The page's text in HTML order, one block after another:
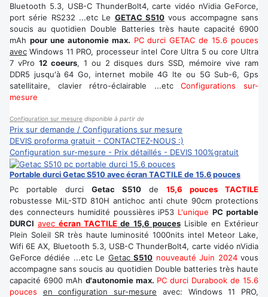
Bluetooth 5.3, USB-C ThunderBolt4, carte vidéo nVidia GeForce,
port série RS232 ...etc Le GETAC S510 vous accompagne sans
soucis au quotidien Double Batteries très haute capacité 6900
mAh pour une autonomie max. PC durci GETAC de 15.6 pouces
avec Windows 11 PRO, processeur intel Core Ultra 5 ou core Ultra
7 vPro 12 coeurs, 1 ou 2 disques durs SSD, mémoire vive ram
DDR5 jusqu'à 64 Go, internet mobile 4G lte ou 5G Sub-6, Gps
satellitaire, clavier rétro-éclairable ...etcConfigurations sur-
mesure
Configuration sur mesure disponible à partir de
Prix sur demande / Configurations sur mesure
DEVIS proforma gratuit - CONTACTEZ-NOUS :)
Configuration sur-mesure - Prix détaillés - DEVIS 100%gratuit
Portable durci Getac S510 avec écran TACTILE de 15.6 pouces
Pc portable durci Getac S510 de 15,6 pouces TACTILE
robustesse MiL-STD 810H antichoc anti chute 90cm protections
des connecteurs humidité poussières iP53 L'unique PC portable
DURCI avecécran TACTILE de 15,6 poucesLisible en Extérieur
Plein Soleil SR très haute luminosité 1000nits intel Meteor Lake,
Wifi 6E AX, Bluetooth 5.3, USB-C ThunderBolt4, carte vidéo nVidia
GeForce dédiée ...etc Le GetacS510 nouveauté Juin 2024vous
accompagne sans soucis au quotidien Double batteries très haute
capacité 6900 mAh d'autonomie max. PC durci Durabook de 15.6
pouces en configuration sur-mesure avec: Windows 11 PRO,